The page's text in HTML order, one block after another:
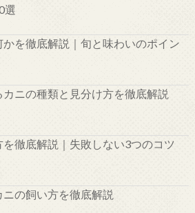
選
を徹底解説｜旬と味わいのポイン
カニの種類と見分け方を徹底解説
を徹底解説｜失敗しない3つのコツ
の飼い方を徹底解説